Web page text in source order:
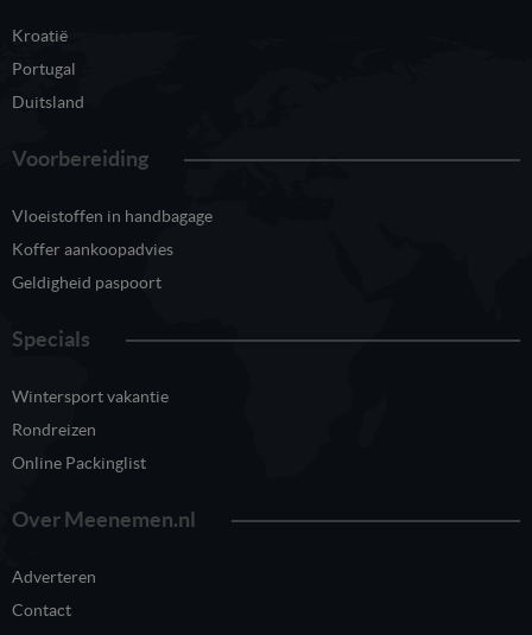
Kroatië
Portugal
Duitsland
Voorbereiding
Vloeistoffen in handbagage
Koffer aankoopadvies
Geldigheid paspoort
Specials
Wintersport vakantie
Rondreizen
Online Packinglist
Over Meenemen.nl
Adverteren
Contact